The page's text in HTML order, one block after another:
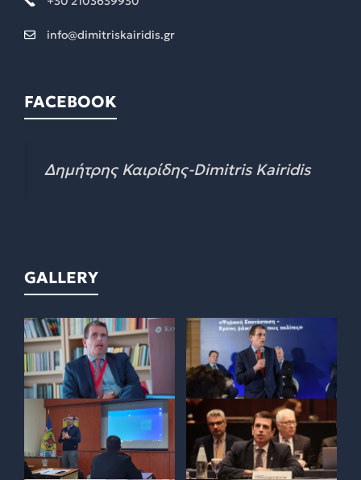
info@dimitriskairidis.gr
FACEBOOK
Δημήτρης Καιρίδης-Dimitris Kairidis
GALLERY